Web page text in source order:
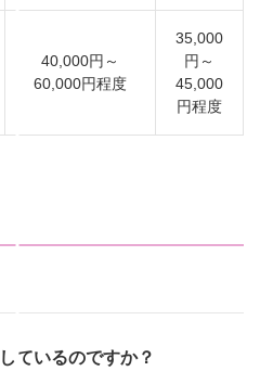
40,000円～
60,000円程度
35,000
円～
45,000
円程度
ているのですか？